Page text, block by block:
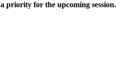
priority for the upcoming session.